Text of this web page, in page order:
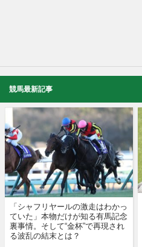
競馬最新記事
「シャフリヤールの激走はわかっ
ていた」本物だけが知る有馬記念
裏事情。そして“金杯”で再現され
る波乱の結末とは？